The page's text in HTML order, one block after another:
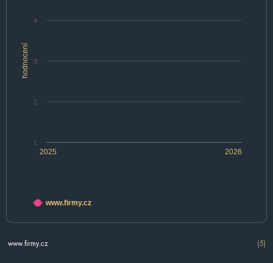
hodnocení
2025 2026
1
2
3
4
www.firmy.cz
www.firmy.cz (5)